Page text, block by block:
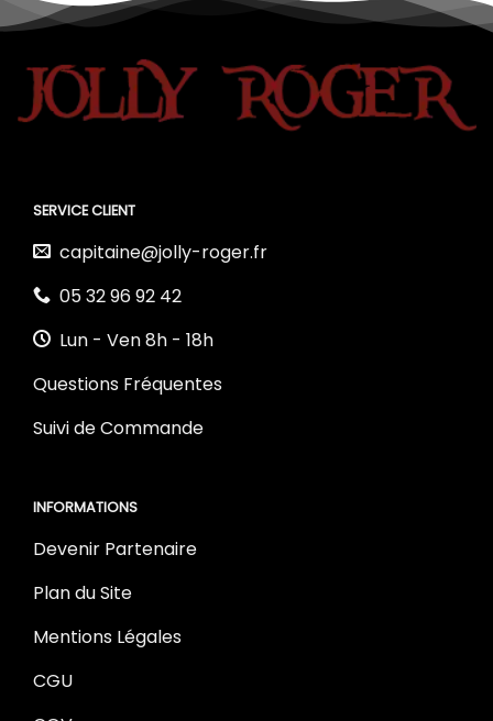
SERVICE CLIENT
capitaine@jolly-roger.fr
05 32 96 92 42
Lun - Ven 8h - 18h
Questions Fréquentes
Suivi de Commande
INFORMATIONS
Devenir Partenaire
Plan du Site
Mentions Légales
CGU